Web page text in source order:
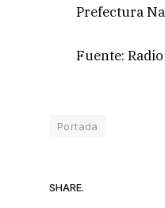
Prefectura
Fuente:
Portada
SHARE.